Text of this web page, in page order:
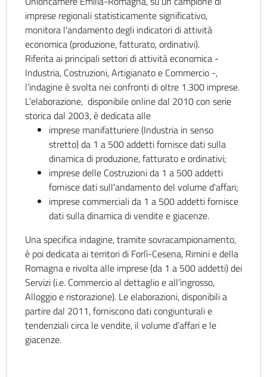
imprese regionali statisticamente significativo,
monitora l'andamento degli indicatori di attività
economica (produzione, fatturato, ordinativi).
Riferita ai principali settori di attività economica -
Industria, Costruzioni, Artigianato e Commercio -,
l’indagine è svolta nei confronti di oltre 1.300 imprese.
L'elaborazione, disponibile online dal 2010 con serie
storica dal 2003, è dedicata alle
imprese manifatturiere (Industria in senso
stretto) da 1 a 500 addetti fornisce dati sulla
dinamica di produzione, fatturato e ordinativi;
imprese delle Costruzioni da 1 a 500 addetti
fornisce dati sull'andamento del volume d'affari;
imprese commerciali da 1 a 500 addetti fornisce
dati sulla dinamica di vendite e giacenze.
Una specifica indagine, tramite sovracampionamento,
è poi dedicata ai territori di Forlì-Cesena, Rimini e della
Romagna e rivolta alle imprese (da 1 a 500 addetti) dei
Servizi (i.e. Commercio al dettaglio e all’ingrosso,
Alloggio e ristorazione). Le elaborazioni, disponibili a
partire dal 2011, forniscono dati congiunturali e
tendenziali circa le vendite, il volume d’affari e le
giacenze.